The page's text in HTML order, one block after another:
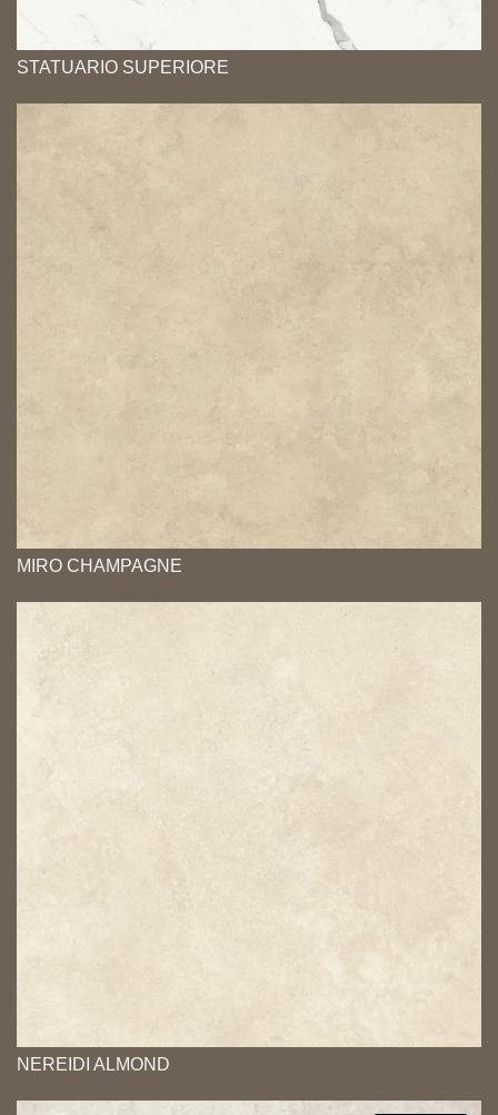
STATUARIO SUPERIORE
MIRO CHAMPAGNE
NEREIDI ALMOND